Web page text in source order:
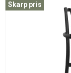
Skarp pris